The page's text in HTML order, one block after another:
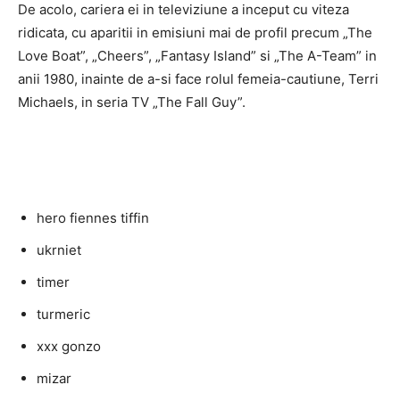
De acolo, cariera ei in televiziune a inceput cu viteza
ridicata, cu aparitii in emisiuni mai de profil precum „The
Love Boat”, „Cheers”, „Fantasy Island” si „The A-Team” in
anii 1980, inainte de a-si face rolul femeia-cautiune, Terri
Michaels, in seria TV „The Fall Guy”.
hero fiennes tiffin
ukrniet
timer
turmeric
xxx gonzo
mizar